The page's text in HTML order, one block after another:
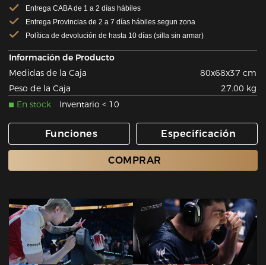
Entrega CABA de 1 a 2 días hábiles
Entrega Provincias de 2 a 7 días hábiles segun zona
Política de devolución de hasta 10 días (silla sin armar)
Información de Producto
Medidas de la Caja
80x68x37 cm
Peso de la Caja
27.00 kg
En stock
Inventario < 10
Funciones Especificación
COMPRAR